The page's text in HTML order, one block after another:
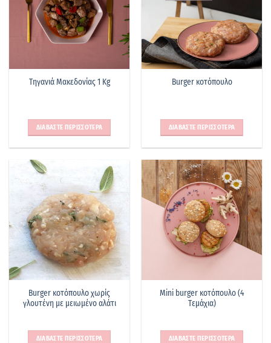
Τηγανιά Μακεδονίας 1 Kg
ΔΙΑΒΑΣΤΕ ΠΕΡΙΣΣΟΤΕΡΑ
Burger κοτόπουλο
ΔΙΑΒΑΣΤΕ ΠΕΡΙΣΣΟΤΕΡΑ
Burger κοτόπουλο χωρίς
γλουτένη με μειωμένο αλάτι
ΔΙΑΒΑΣΤΕ ΠΕΡΙΣΣΟΤΕΡΑ
Mini burger κοτόπουλο (4
Tεμάχια)
ΔΙΑΒΑΣΤΕ ΠΕΡΙΣΣΟΤΕΡΑ